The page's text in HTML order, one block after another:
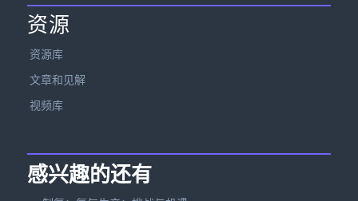
资源
资源库
文章和见解
视频库
感兴趣的还有